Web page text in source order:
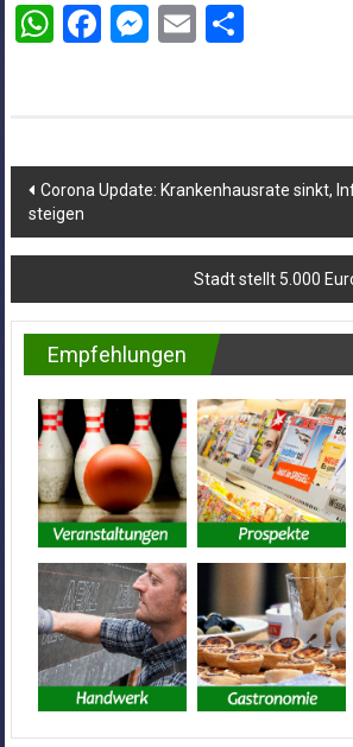
WhatsApp
Facebook
Messenger
Email
Beitragsnavigation
Corona Update: Krankenhausrate sinkt,
steigen
Stadt stellt 5.000
Empfehlungen